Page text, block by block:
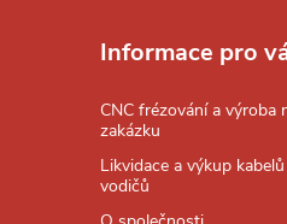
Informace pro
CNC frézování a výroba
zakázku
Likvidace a výkup
vodičů